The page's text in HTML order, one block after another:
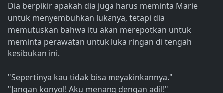
Dia berpikir apakah dia juga harus meminta Marie
untuk menyembuhkan lukanya, tetapi dia
memutuskan bahwa itu akan merepotkan untuk
meminta perawatan untuk luka ringan di tengah
kesibukan ini.
"Sepertinya kau tidak bisa meyakinkannya."
"Jangan konyol! Aku menang dengan adil!"